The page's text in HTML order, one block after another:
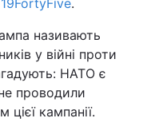
19FortyFive.
називають
у війні проти
НАТО є
проводили
кампанії.